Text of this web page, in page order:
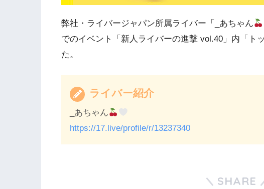
弊社・ライバージャパン所属ライバー「_あちゃん
でのイベント「新人ライバーの進撃 vol.40」内「ト
た。
ライバー紹介
_あちゃん
https://17.live/profile/r/13237340
SHARE